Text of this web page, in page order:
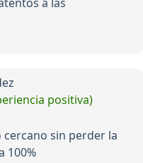
positiva)
sin perder la
100%